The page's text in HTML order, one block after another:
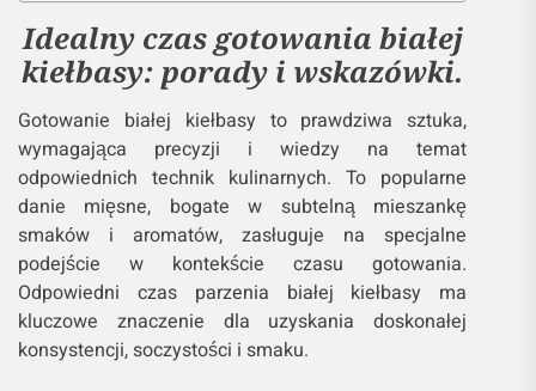
Idealny czas gotowania białej
kiełbasy: porady i wskazówki.
Gotowanie białej kiełbasy to prawdziwa sztuka,
wymagająca precyzji i wiedzy na temat
odpowiednich technik kulinarnych. To popularne
danie mięsne, bogate w subtelną mieszankę
smaków i aromatów, zasługuje na specjalne
podejście w kontekście czasu gotowania.
Odpowiedni czas parzenia białej kiełbasy ma
kluczowe znaczenie dla uzyskania doskonałej
konsystencji, soczystości i smaku.